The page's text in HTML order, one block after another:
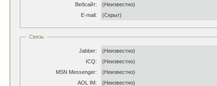
Вебсайт:
(Неизвестно)
E-mail:
(Скрыт)
Связь
Jabber:
(Неизвестно)
ICQ:
(Неизвестно)
MSN Messenger:
(Неизвестно)
AOL IM:
(Неизвестно)